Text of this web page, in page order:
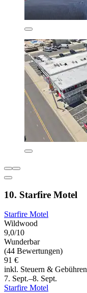
10. Starfire Motel
Starfire Motel
Wildwood
9,0/10
Wunderbar
(44 Bewertungen)
91 €
inkl. Steuern & Gebühren
7. Sept.–8. Sept.
Starfire Motel